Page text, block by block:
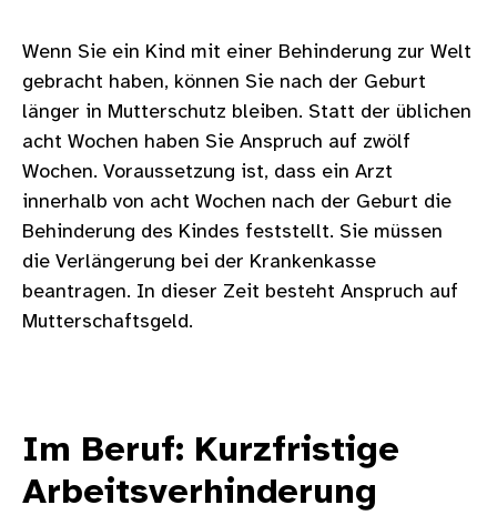
Wenn Sie ein Kind mit einer Behinderung zur Welt
gebracht haben, können Sie nach der Geburt
länger in Mutterschutz bleiben. Statt der üblichen
acht Wochen haben Sie Anspruch auf zwölf
Wochen. Voraussetzung ist, dass ein Arzt
innerhalb von acht Wochen nach der Geburt die
Behinderung des Kindes feststellt. Sie müssen
die Verlängerung bei der Krankenkasse
beantragen. In dieser Zeit besteht Anspruch auf
Mutterschaftsgeld.
Im Beruf: Kurzfristige
Arbeitsverhinderung